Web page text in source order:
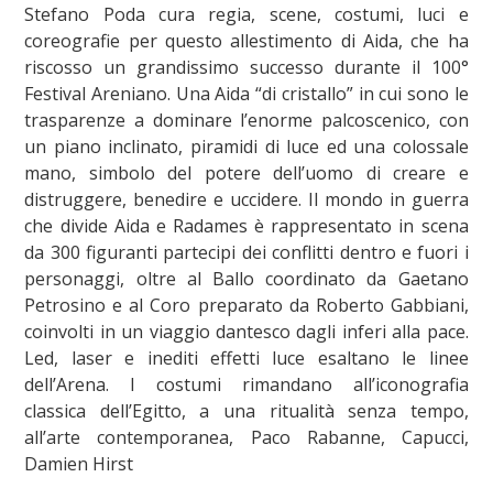
Stefano Poda cura regia, scene, costumi, luci e
coreografie per questo allestimento di Aida, che ha
riscosso un grandissimo successo durante il 100°
Festival Areniano. Una Aida “di cristallo” in cui sono le
trasparenze a dominare l’enorme palcoscenico, con
un piano inclinato, piramidi di luce ed una colossale
mano, simbolo del potere dell’uomo di creare e
distruggere, benedire e uccidere. Il mondo in guerra
che divide Aida e Radames è rappresentato in scena
da 300 figuranti partecipi dei conflitti dentro e fuori i
personaggi, oltre al Ballo coordinato da Gaetano
Petrosino e al Coro preparato da Roberto Gabbiani,
coinvolti in un viaggio dantesco dagli inferi alla pace.
Led, laser e inediti effetti luce esaltano le linee
dell’Arena. I costumi rimandano all’iconografia
classica dell’Egitto, a una ritualità senza tempo,
all’arte contemporanea, Paco Rabanne, Capucci,
Damien Hirst